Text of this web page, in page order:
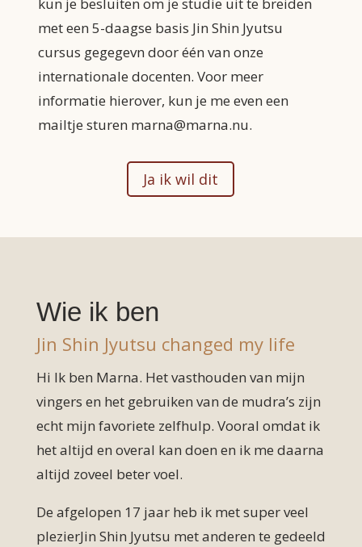
met een 5-daagse basis Jin Shin Jyutsu
cursus gegegevn door één van onze
internationale docenten. Voor meer
informatie hierover, kun je me even een
mailtje sturen marna@marna.nu.
Ja ik wil dit
Wie ik ben
Jin Shin Jyutsu changed my life
Hi Ik ben Marna. Het vasthouden van mijn
vingers en het gebruiken van de mudra’s zijn
echt mijn favoriete zelfhulp. Vooral omdat ik
het altijd en overal kan doen en ik me daarna
altijd zoveel beter voel.
De afgelopen 17 jaar heb ik met super veel
plezierJin Shin Jyutsu met anderen te gedeeld